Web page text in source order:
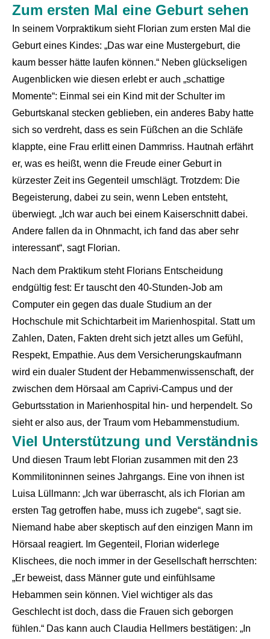
Zum ersten Mal eine Geburt sehen
In seinem Vorpraktikum sieht Florian zum ersten Mal die
Geburt eines Kindes: „Das war eine Mustergeburt, die
kaum besser hätte laufen können.“ Neben glückseligen
Augenblicken wie diesen erlebt er auch „schattige
Momente“: Einmal sei ein Kind mit der Schulter im
Geburtskanal stecken geblieben, ein anderes Baby hatte
sich so verdreht, dass es sein Füßchen an die Schläfe
klappte, eine Frau erlitt einen Dammriss. Hautnah erfährt
er, was es heißt, wenn die Freude einer Geburt in
kürzester Zeit ins Gegenteil umschlägt. Trotzdem: Die
Begeisterung, dabei zu sein, wenn Leben entsteht,
überwiegt. „Ich war auch bei einem Kaiserschnitt dabei.
Andere fallen da in Ohnmacht, ich fand das aber sehr
interessant“, sagt Florian.
Nach dem Praktikum steht Florians Entscheidung
endgültig fest: Er tauscht den 40-Stunden-Job am
Computer ein gegen das duale Studium an der
Hochschule mit Schichtarbeit im Marienhospital. Statt um
Zahlen, Daten, Fakten dreht sich jetzt alles um Gefühl,
Respekt, Empathie. Aus dem Versicherungskaufmann
wird ein dualer Student der Hebammenwissenschaft, der
zwischen dem Hörsaal am Caprivi-Campus und der
Geburtsstation in Marienhospital hin- und herpendelt. So
sieht er also aus, der Traum vom Hebammenstudium.
Viel Unterstützung und Verständnis
Und diesen Traum lebt Florian zusammen mit den 23
Kommilitoninnen seines Jahrgangs. Eine von ihnen ist
Luisa Lüllmann: „Ich war überrascht, als ich Florian am
ersten Tag getroffen habe, muss ich zugebe“, sagt sie.
Niemand habe aber skeptisch auf den einzigen Mann im
Hörsaal reagiert. Im Gegenteil, Florian widerlege
Klischees, die noch immer in der Gesellschaft herrschten:
„Er beweist, dass Männer gute und einfühlsame
Hebammen sein können. Viel wichtiger als das
Geschlecht ist doch, dass die Frauen sich geborgen
fühlen.“ Das kann auch Claudia Hellmers bestätigen: „In